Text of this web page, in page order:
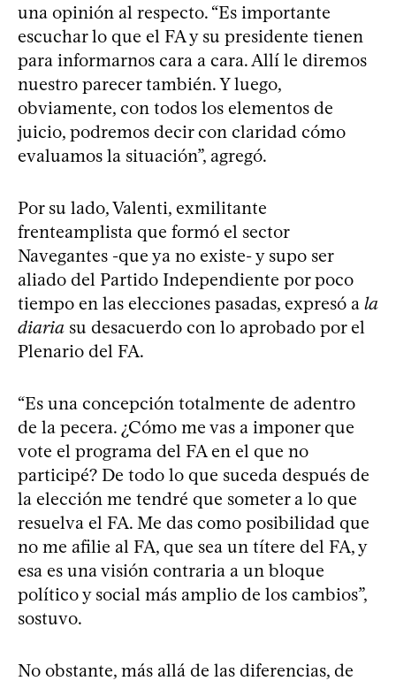
una opinión al respecto. “Es importante
escuchar lo que el FA y su presidente tienen
para informarnos cara a cara. Allí le diremos
nuestro parecer también. Y luego,
obviamente, con todos los elementos de
juicio, podremos decir con claridad cómo
evaluamos la situación”, agregó.
Por su lado, Valenti, exmilitante
frenteamplista que formó el sector
Navegantes -que ya no existe- y supo ser
aliado del Partido Independiente por poco
tiempo en las elecciones pasadas, expresó a la
diaria su desacuerdo con lo aprobado por el
Plenario del FA.
“Es una concepción totalmente de adentro
de la pecera. ¿Cómo me vas a imponer que
vote el programa del FA en el que no
participé? De todo lo que suceda después de
la elección me tendré que someter a lo que
resuelva el FA. Me das como posibilidad que
no me afilie al FA, que sea un títere del FA, y
esa es una visión contraria a un bloque
político y social más amplio de los cambios”,
sostuvo.
No obstante, más allá de las diferencias, de